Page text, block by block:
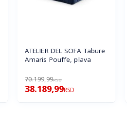
ATELIER DEL SOFA Tabure
Amaris Pouffe, plava
70.199,99RSD
38.189,99RSD